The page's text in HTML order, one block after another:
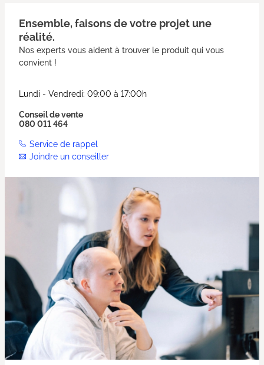
Ensemble, faisons de votre projet une
réalité.
Nos experts vous aident à trouver le produit qui vous
convient !
Lundi - Vendredi: 09:00 à 17:00h
Conseil de vente
080 011 464
Service de rappel
Joindre un conseiller